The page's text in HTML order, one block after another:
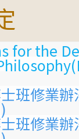
for the
班修業
班修業